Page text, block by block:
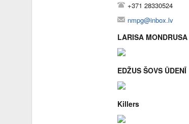
+371 28330524
nmpg@inbox.lv
LARISA
EDŽUS ŠOVS ŪDENĪ
Killers